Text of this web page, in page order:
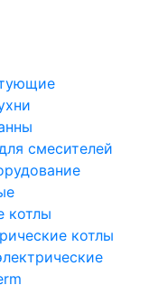
смесителей
котлы
котлы